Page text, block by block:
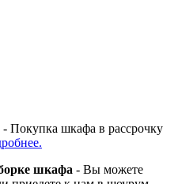
- Покупка шкафа в рассрочку
шкафа - Вы можете